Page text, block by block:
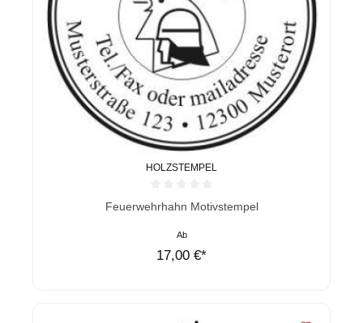
HOLZSTEMPEL
Durchschnittliche Bewertung von 0 von 5 Sternen
Feuerwehrhahn Motivstempel
Ab
17,00 €*